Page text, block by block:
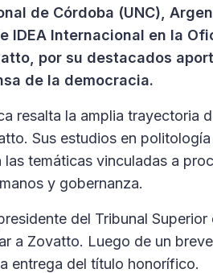
de Córdoba (UNC),
IDEA Internacional en la
por su destacados
de la democracia.
resalta la amplia trayectoria
Sus estudios en
temáticas vinculadas a
y gobernanza.
del Tribunal
a Zovatto. Luego de un
entrega del título honorífico.